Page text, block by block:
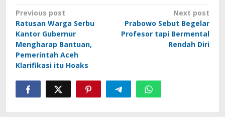
Post
navigation
Previous post
Ratusan Warga Serbu
Kantor Gubernur
Mengharap Bantuan,
Pemerintah Aceh
Klarifikasi itu Hoaks
Next post
Prabowo Sebut Begelar
Profesor tapi Bermental
Rendah Diri